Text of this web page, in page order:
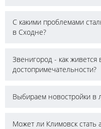
С какими проблемами
в Сходне?
Звенигород - как живется
достопримечательности?
Выбираем новостройки в
Может ли Климовск стать